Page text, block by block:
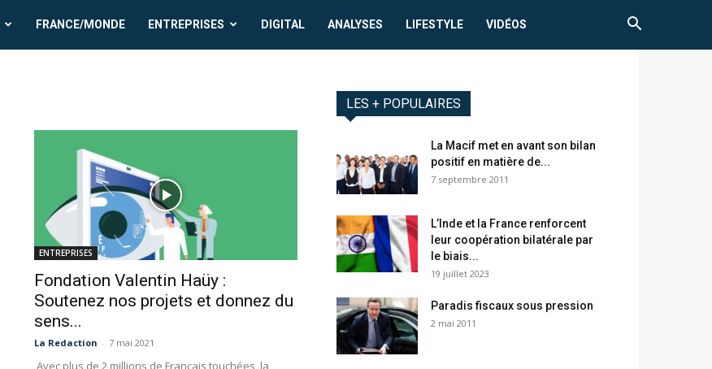
FRANCE/MONDE ENTREPRISES DIGITAL ANALYSES LIFESTYLE VIDÉOS
ENTREPRISES
Fondation Valentin Haüy :
Soutenez nos projets et donnez du
sens...
La Redaction - 7 mai 2021
Avec plus de 2 millions de Français touchées, la
LES + POPULAIRES
La Macif met en avant son bilan
positif en matière de...
7 septembre 2011
L’Inde et la France renforcent
leur coopération bilatérale par
le biais...
19 juillet 2023
Paradis fiscaux sous pression
2 mai 2011